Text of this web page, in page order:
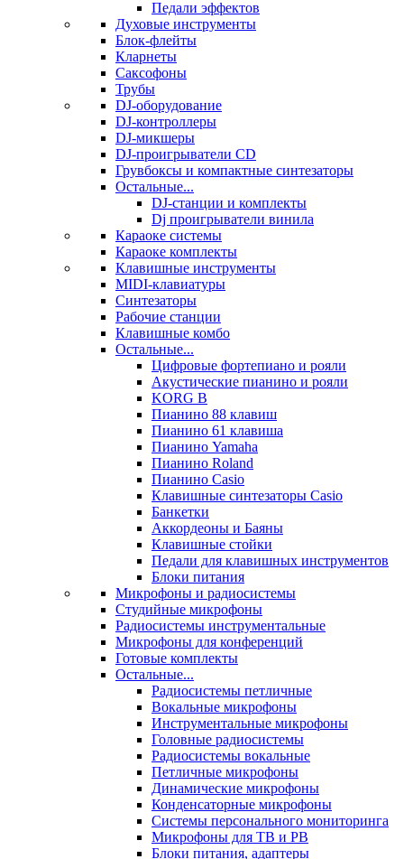
Педали эффектов
Духовые инструменты
Блок-флейты
Кларнеты
Саксофоны
Трубы
DJ-оборудование
DJ-контроллеры
DJ-микшеры
DJ-проигрыватели CD
Грувбоксы и компактные синтезаторы
Остальные...
DJ-станции и комплекты
Dj проигрыватели винила
Караоке системы
Караоке комплекты
Клавишные инструменты
MIDI-клавиатуры
Синтезаторы
Рабочие станции
Клавишные комбо
Остальные...
Цифровые фортепиано и рояли
Акустические пианино и рояли
KORG B
Пианино 88 клавиш
Пианино 61 клавиша
Пианино Yamaha
Пианино Roland
Пианино Casio
Клавишные синтезаторы Casio
Банкетки
Аккордеоны и Баяны
Клавишные стойки
Педали для клавишных инструментов
Блоки питания
Микрофоны и радиосистемы
Студийные микрофоны
Радиосистемы инструментальные
Микрофоны для конференций
Готовые комплекты
Остальные...
Радиосистемы петличные
Вокальные микрофоны
Инструментальные микрофоны
Головные радиосистемы
Радиосистемы вокальные
Петличные микрофоны
Динамические микрофоны
Конденсаторные микрофоны
Системы персонального мониторинга
Микрофоны для ТВ и РВ
Блоки питания, адаптеры